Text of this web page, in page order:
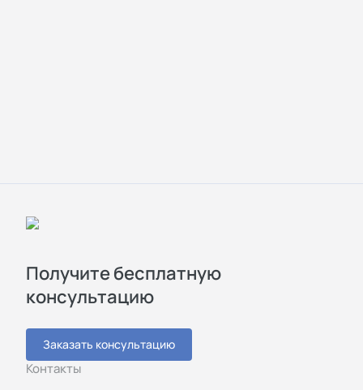
Получите бесплатную
консультацию
Заказать консультацию
Контакты